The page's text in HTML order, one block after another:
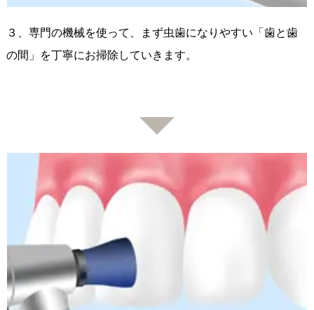
３、専門の機械を使って、まず虫歯になりやすい「歯と歯
の間」を丁寧にお掃除していきます。